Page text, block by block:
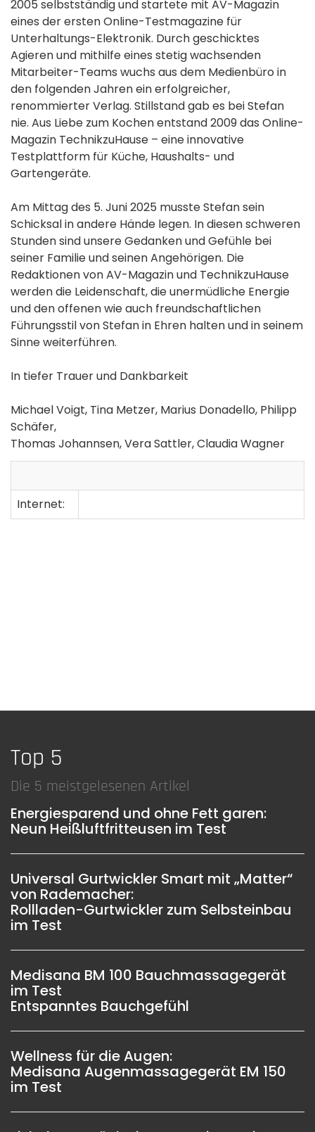
2005 selbstständig und startete mit AV-Magazin
eines der ersten Online-Testmagazine für
Unterhaltungs-Elektronik. Durch geschicktes
Agieren und mithilfe eines stetig wachsenden
Mitarbeiter-Teams wuchs aus dem Medienbüro in
den folgenden Jahren ein erfolgreicher,
renommierter Verlag. Stillstand gab es bei Stefan
nie. Aus Liebe zum Kochen entstand 2009 das Online-
Magazin TechnikzuHause – eine innovative
Testplattform für Küche, Haushalts- und
Gartengeräte.
Am Mittag des 5. Juni 2025 musste Stefan sein
Schicksal in andere Hände legen. In diesen schweren
Stunden sind unsere Gedanken und Gefühle bei
seiner Familie und seinen Angehörigen. Die
Redaktionen von AV-Magazin und TechnikzuHause
werden die Leidenschaft, die unermüdliche Energie
und den offenen wie auch freundschaftlichen
Führungsstil von Stefan in Ehren halten und in seinem
Sinne weiterführen.
In tiefer Trauer und Dankbarkeit
Michael Voigt, Tina Metzer, Marius Donadello, Philipp
Schäfer,
Thomas Johannsen, Vera Sattler, Claudia Wagner
Internet:
Top 5
Die 5 meistgelesenen Artikel
Energiesparend und ohne Fett garen:
Neun Heißluftfritteusen im Test
Universal Gurtwickler Smart mit „Matter“
von Rademacher:
Rollladen-Gurtwickler zum Selbsteinbau
im Test
Medisana BM 100 Bauchmassagegerät
im Test
Entspanntes Bauchgefühl
Wellness für die Augen:
Medisana Augenmassagegerät EM 150
im Test